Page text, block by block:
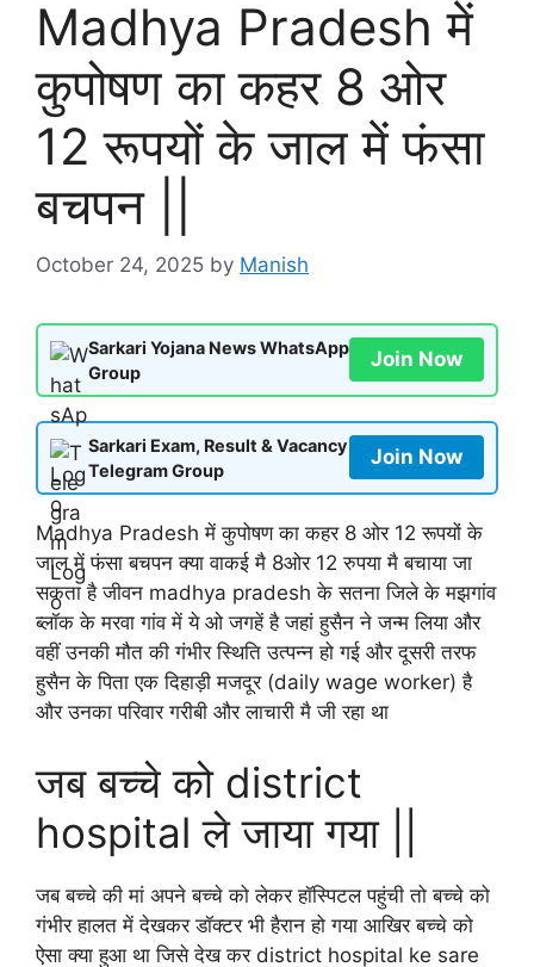
Madhya Pradesh में
कुपोषण का कहर 8 ओर
12 रूपयों के जाल में फंसा
बचपन ||
October 24, 2025 by Manish
Sarkari Yojana News WhatsApp
Group
Join Now
Sarkari Exam, Result & Vacancy
Telegram Group
Join Now
Madhya Pradesh में कुपोषण का कहर 8 ओर 12 रूपयों के
जाल में फंसा बचपन क्या वाकई मै 8ओर 12 रुपया मै बचाया जा
सकता है जीवन madhya pradesh के सतना जिले के मझगांव
ब्लॉक के मरवा गांव में ये ओ जगहें है जहां हुसैन ने जन्म लिया और
वहीं उनकी मौत की गंभीर स्थिति उत्पन्न हो गई और दूसरी तरफ
हुसैन के पिता एक दिहाड़ी मजदूर (daily wage worker) है
और उनका परिवार गरीबी और लाचारी मै जी रहा था
जब बच्चे को district
hospital ले जाया गया ||
जब बच्चे की मां अपने बच्चे को लेकर हॉस्पिटल पहुंची तो बच्चे को
गंभीर हालत में देखकर डॉक्टर भी हैरान हो गया आखिर बच्चे को
ऐसा क्या हुआ था जिसे देख कर district hospital ke sare